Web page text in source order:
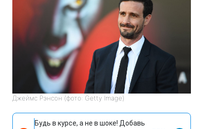
Джеймс Рэнсон (фото: Getty Image)
Будь в курсе, а не в шоке! Добавь